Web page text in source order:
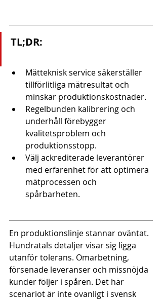
TL;DR:
Mätteknisk service säkerställer
tillförlitliga mätresultat och
minskar produktionskostnader.
Regelbunden kalibrering och
underhåll förebygger
kvalitetsproblem och
produktionsstopp.
Välj ackrediterade leverantörer
med erfarenhet för att optimera
mätprocessen och
spårbarheten.
En produktionslinje stannar oväntat.
Hundratals detaljer visar sig ligga
utanför tolerans. Omarbetning,
försenade leveranser och missnöjda
kunder följer i spåren. Det här
scenariot är inte ovanligt i svensk